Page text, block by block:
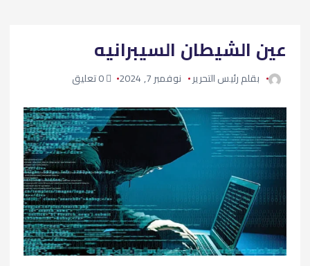
عين الشيطان السيبرانيه
بقلم رئيس التحرير نوفمبر 7, 2024